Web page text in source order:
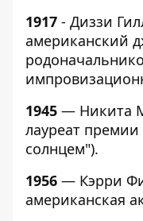
1917 - Диззи
американский
1945 — Никита
лауреат
солнцем").
1956 — Кэрри
американская